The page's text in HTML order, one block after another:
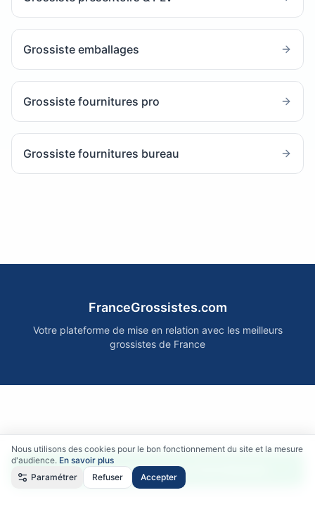
Nous utilisons des cookies pour le bon fonctionnement du site et la mesure
d'audience. En savoir plus
Paramétrer
Refuser Accepter
Grossiste emballages
Grossiste fournitures pro
Grossiste fournitures bureau
Accéder gratuitement aux fournisseurs
FranceGrossistes.com
Votre plateforme de mise en relation avec les meilleurs
grossistes de France